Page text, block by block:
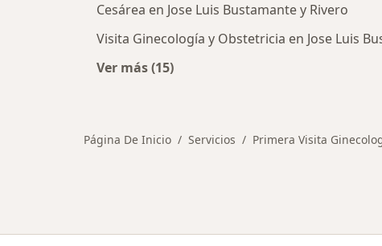
Cesárea en Jose Luis Bustamante y Rivero
Visita Ginecología y Obstetricia en Jose Luis
Ver más (15)
Página De Inicio Servicios Primera Visita